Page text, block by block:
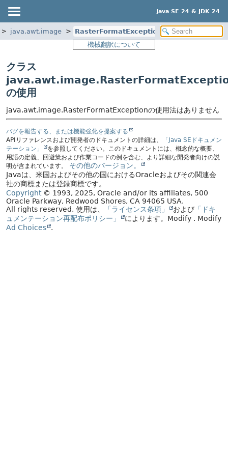
Java SE 24 & JDK 24
java.awt.image
RasterFormatException
機械翻訳について
クラス
の使用
java.awt.image.RasterFormatExceptionの使用法はありません
バグを報告する、または機能強化を提案する
APIリファレンスおよび開発者のドキュメントの詳細は、
「Java SEドキュメン
テーション」
を参照してください。このドキュメントには、概念的な概要、
用語の定義、回避策および作業コードの例を含む、より詳細な開発者向けの説
明が含まれています。
その他のバージョン。
Javaは、米国およびその他の国におけるOracleおよびその関連会
社の商標または登録商標です。
Copyright© 1993, 2025, Oracle and/or its affiliates, 500
Oracle Parkway, Redwood Shores, CA 94065 USA.
All rights reserved. 使用は、 「ライセンス条項」 および 「ドキ
ュメンテーション再配布ポリシー」
によります。 Modify . Modify
Ad Choices
.